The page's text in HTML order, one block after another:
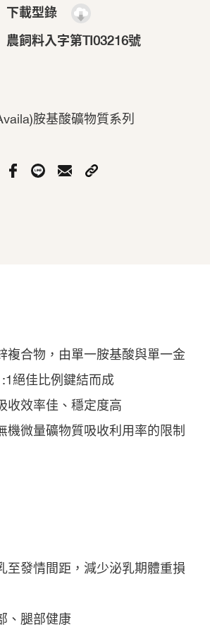
下載型錄
農飼料入字第TI03216號
胺基酸礦物質系列
複合物，由單一胺基酸與單一金
絕佳比例鍵結而成
收效率佳、穩定度高
機微量礦物質吸收利用率的限制
至發情間距，減少泌乳期體重損
、腿部健康